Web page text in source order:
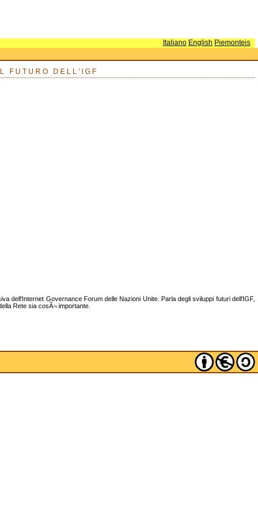
Italiano English Piemonteis
IL FUTURO DELL'IGF
dell'Internet Governance Forum delle Nazioni Unite. Parla degli sviluppi futuri dell'IGF,
Rete sia cosÃ¬ importante.